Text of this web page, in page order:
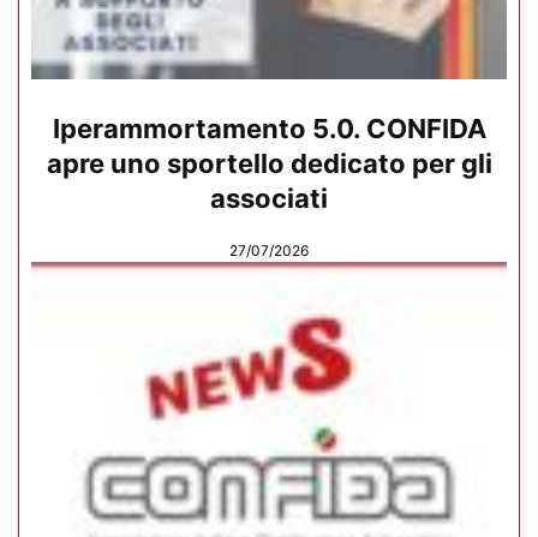
Iperammortamento 5.0. CONFIDA
apre uno sportello dedicato per gli
associati
27/07/2026